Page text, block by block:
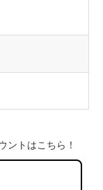
ントはこちら！